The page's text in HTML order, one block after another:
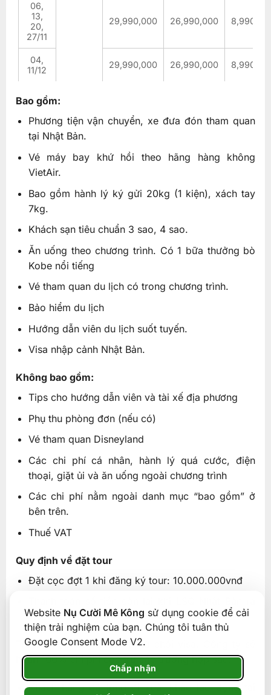
Website Nụ Cười Mê Kông sử dụng cookie để cải
thiện trải nghiệm của bạn. Chúng tôi tuân thủ
Google Consent Mode V2.
Chấp nhận
06,
13,
20,
27/11
29,990,000 26,990,000
04,
11/12
29,990,000 26,990,000
Bao gồm:
Phương tiện vận chuyển, xe đưa đón tham quan
tại Nhật Bản.
Vé máy bay khứ hồi theo hãng hàng không
VietAir.
Bao gồm hành lý ký gửi 20kg (1 kiện), xách tay
7kg.
Khách sạn tiêu chuẩn 3 sao, 4 sao.
Ăn uống theo chương trình. Có 1 bữa thưởng bò
Kobe nổi tiếng
Vé tham quan du lịch có trong chương trình.
Bảo hiểm du lịch
Hướng dẫn viên du lịch suốt tuyến.
Visa nhập cảnh Nhật Bản.
Không bao gồm:
Tips cho hướng dẫn viên và tài xế địa phương
Phụ thu phòng đơn (nếu có)
Vé tham quan Disneyland
Các chi phí cá nhân, hành lý quá cước, điện
thoại, giặt ủi và ăn uống ngoài chương trình
Các chi phí nằm ngoài danh mục “bao gồm” ở
bên trên.
Thuế VAT
Quy định về đặt tour
Đặt cọc đợt 1 khi đăng ký tour: 10.000.000vnđ
visa
Trường hợp Quý khách bị từ chối visa, Công ty sẽ
hoàn 100% chỉ phí cọc trừ các trường hợp sau:
Khách hàng đã từng đi xuất khảo lao động tại